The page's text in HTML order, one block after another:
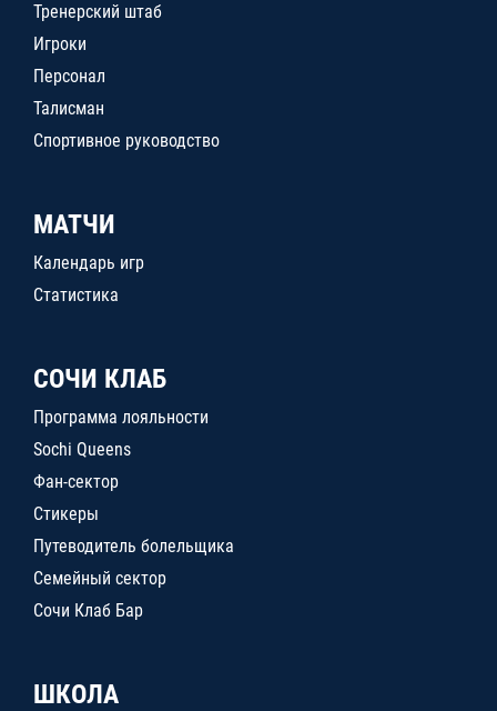
Тренерский штаб
Игроки
Персонал
Талисман
Спортивное руководство
МАТЧИ
Календарь игр
Статистика
СОЧИ КЛАБ
Программа лояльности
Sochi Queens
Фан-сектор
Стикеры
Путеводитель болельщика
Семейный сектор
Сочи Клаб Бар
ШКОЛА